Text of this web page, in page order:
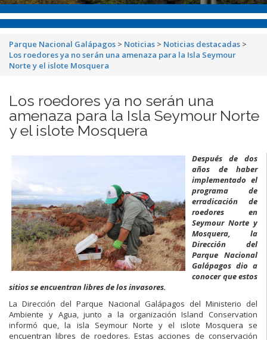
Parque Nacional Galápagos > Noticias > Noticias destacadas >
Los roedores ya no serán una amenaza para la Isla Seymour
Norte y el islote Mosquera
Los roedores ya no serán una
amenaza para la Isla Seymour Norte
y el islote Mosquera
Después de dos
años de haber
implementado el
programa de
erradicación de
roedores en
Seymour Norte y
Mosquera, la
Dirección del
Parque Nacional
Galápagos dio a
conocer que estos
sitios se encuentran libres de los invasores.
La Dirección del Parque Nacional Galápagos del Ministerio del
Ambiente y Agua, junto a la organización Island Conservation
informó que, la isla Seymour Norte y el islote Mosquera se
encuentran libres de roedores. Estas acciones de conservación